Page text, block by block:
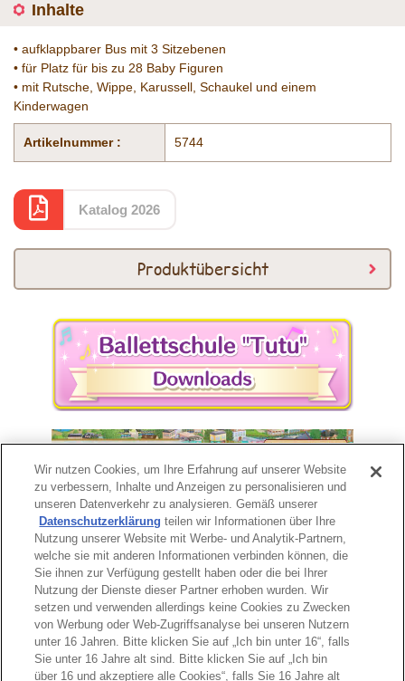
Inhalte
• aufklappbarer Bus mit 3 Sitzebenen
• für Platz für bis zu 28 Baby Figuren
• mit Rutsche, Wippe, Karussell, Schaukel und einem
Kinderwagen
Artikelnummer : 5744
Katalog 2026
Produktübersicht
Seitenanfang
Wir nutzen Cookies, um Ihre Erfahrung auf unserer Website
zu verbessern, Inhalte und Anzeigen zu personalisieren und
unseren Datenverkehr zu analysieren. Gemäß unserer
Datenschutzerklärung teilen wir Informationen über Ihre
Nutzung unserer Website mit Werbe- und Analytik-Partnern,
welche sie mit anderen Informationen verbinden können, die
Sie ihnen zur Verfügung gestellt haben oder die bei Ihrer
Nutzung der Dienste dieser Partner erhoben wurden. Wir
setzen und verwenden allerdings keine Cookies zu Zwecken
von Werbung oder Web-Zugriffsanalyse bei unseren Nutzern
unter 16 Jahren. Bitte klicken Sie auf „Ich bin unter 16“, falls
Sie unter 16 Jahre alt sind. Bitte klicken Sie auf „Ich bin
über 16 und akzeptiere alle Cookies“, falls Sie 16 Jahre alt